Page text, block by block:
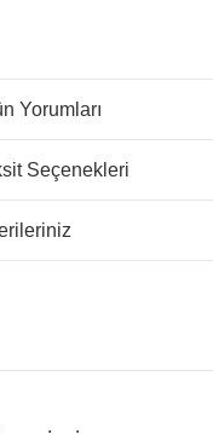
Yorumları
Seçenekleri